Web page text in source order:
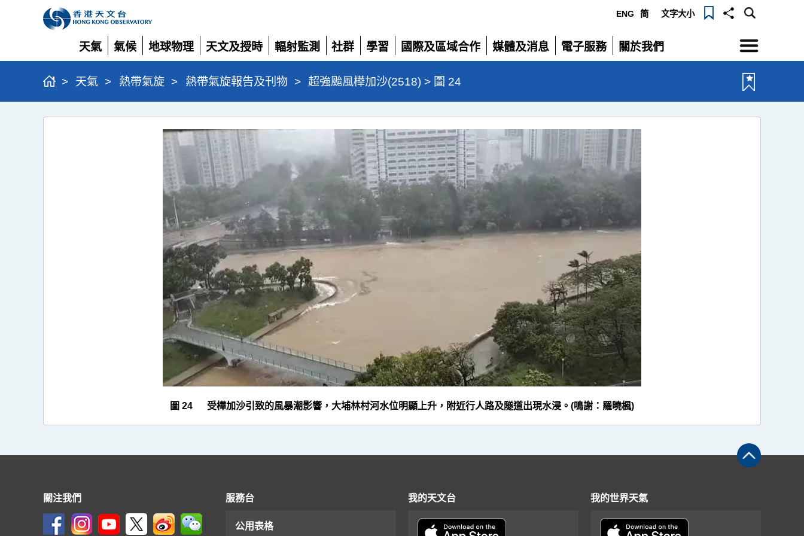
ENG 简 文字大小
天氣
展
開
氣候
展
開
地球物理
展
開
天文及授時
展
開
輻射監測
展
開
社群
展
開
學習
展
開
國際及區域合作
展
開
媒體及消息
展
電子服務
展
關於我們
展
選
單
> 天氣 > 熱帶氣旋 > 熱帶氣旋報告及刊物 > 超強颱風樺加沙(2518) > 圖 24
超
圖 24 受樺加沙引致的風暴潮影響，大埔林村河水位明顯上升，附近行人路及隧道出現水浸。(鳴謝：羅曉楓)
關注我們 服務台
公用表格
我的天文台 我的世界天氣